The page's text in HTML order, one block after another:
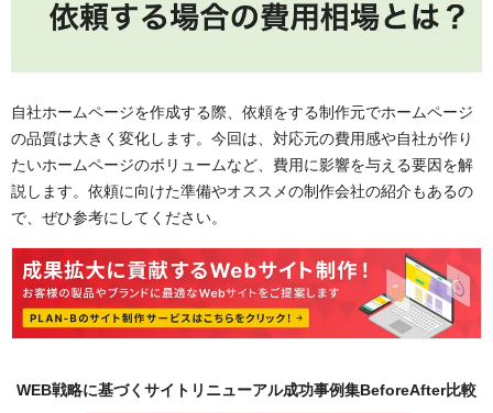
自社ホームページを作成する際、依頼をする制作元でホームページ
の品質は大きく変化します。今回は、対応元の費用感や自社が作り
たいホームページのボリュームなど、費用に影響を与える要因を解
説します。依頼に向けた準備やオススメの制作会社の紹介もあるの
で、ぜひ参考にしてください。
WEB戦略に基づくサイトリニューアル成功事例集BeforeAfter比較